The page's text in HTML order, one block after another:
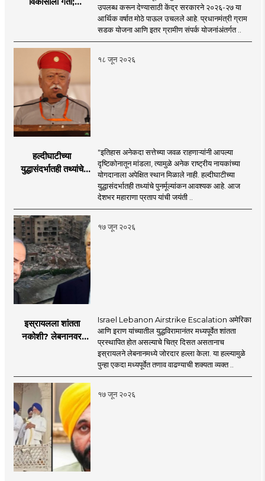
लक्ष्य!
उपलब्ध करून देण्यासाठी केंद्र सरकारने २०२६-२७ या
आर्थिक वर्षात मोठे पाऊल उचलले आहे. प्रधानमंत्री ग्राम
सडक योजना आणि इतर ग्रामीण संपर्क योजनांअंतर्गत ..
१८ जून २०२६
हल्दीघाटीच्या
युद्धासंदर्भातही तथ्यांचे
मोहनजी भागवत
"इतिहास अनेकदा सत्तेच्या जवळ राहणाऱ्यांनी आपल्या
दृष्टिकोनातून मांडला, त्यामुळे अनेक राष्ट्रीय नायकांच्या
योगदानाला अपेक्षित स्थान मिळाले नाही. हल्दीघाटीच्या
युद्धासंदर्भातही तथ्यांचे पुनर्मूल्यांकन आवश्यक आहे. आज
देशभर महाराणा प्रताप यांची जयंती ..
१७ जून २०२६
इस्रायलला शांतता
नकोशी? लेबनानवर
इराण-अमेरिकेत आरोप-
प्रत्यारोप
Israel Lebanon Airstrike Escalation अमेरिका
आणि इराण यांच्यातील युद्धविरामानंतर मध्यपूर्वेत शांतता
प्रस्थापित होत असल्याचे चित्र दिसत असतानाच
इस्रायलने लेबनानमध्ये जोरदार हल्ला केला. या हल्ल्यामुळे
पुन्हा एकदा मध्यपूर्वेत तणाव वाढण्याची शक्यता व्यक्त ..
१७ जून २०२६